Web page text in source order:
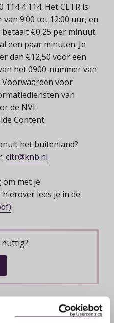
4 114. Het CLTR is
9:00 tot 12:00 uur, en
betaalt €0,25 per minuut.
een paar minuten. Je
dan €12,50 voor een
het 0900-nummer van
Voorwaarden voor
van
de NVI-
Content.
het buitenland?
cltr@knb.nl
om met je
lees je in de
.